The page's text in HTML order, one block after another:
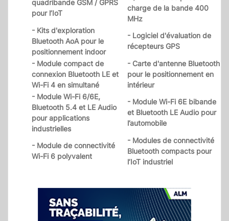
quadribande GSM / GPRS
pour l’IoT
charge de la bande 400
MHz
- Kits d'exploration
Bluetooth AoA pour le
positionnement indoor
- Logiciel d'évaluation de
récepteurs GPS
- Module compact de
connexion Bluetooth LE et
Wi-Fi 4 en simultané
- Carte d'antenne Bluetooth
pour le positionnement en
intérieur
- Module Wi-Fi 6/6E,
Bluetooth 5.4 et LE Audio
pour applications
industrielles
- Module Wi-Fi 6E bibande
et Bluetooth LE Audio pour
l’automobile
- Module de connectivité
Wi-Fi 6 polyvalent
- Modules de connectivité
Bluetooth compacts pour
l’IoT industriel